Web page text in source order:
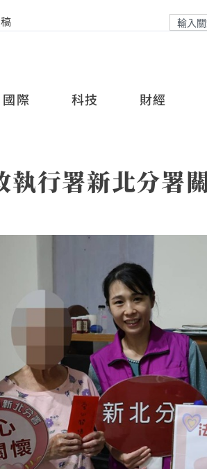
國際 科技 財經
行署新北分署